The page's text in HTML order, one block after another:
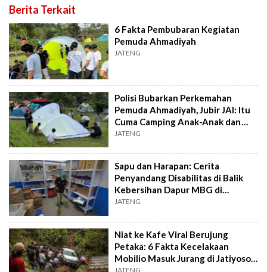
Berita Terkait
6 Fakta Pembubaran Kegiatan
Pemuda Ahmadiyah
JATENG
Polisi Bubarkan Perkemahan
Pemuda Ahmadiyah, Jubir JAI: Itu
Cuma Camping Anak-Anak dan
Olahraga
JATENG
Sapu dan Harapan: Cerita
Penyandang Disabilitas di Balik
Kebersihan Dapur MBG di
Karanganyar
JATENG
Niat ke Kafe Viral Berujung
Petaka: 6 Fakta Kecelakaan
Mobilio Masuk Jurang di Jatiyoso
JATENG